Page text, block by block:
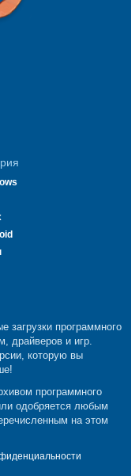
загрузки программного
драйверов и игр.
которую вы
программного
одобряется любым
на этом